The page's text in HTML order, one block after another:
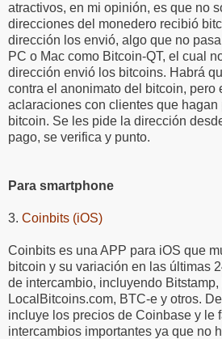
atractivos, en mi opinión, es que no
direcciones del monedero recibió
dirección los envió, algo que no
PC o Mac como Bitcoin-QT, el cual
dirección envió los bitcoins. Habrá
contra el anonimato del bitcoin, pero
aclaraciones con clientes que hagan
bitcoin. Se les pide la dirección
pago, se verifica y punto.
Para smartphone
3. Coinbits (iOS)
Coinbits es una APP para iOS que
bitcoin y su variación en las últimas
de intercambio, incluyendo Bitstamp,
LocalBitcoins.com, BTC-e y otros.
incluye los precios de Coinbase y le
intercambios importantes ya que no